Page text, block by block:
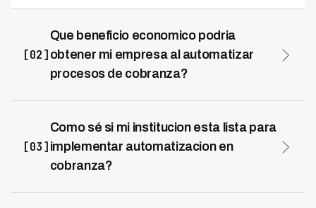
[02]
Que beneficio economico podria
obtener mi empresa al automatizar
procesos de cobranza?
con reducciones de hasta el 70% en gastos
administrativos segun la tecnologia implementada. Este
ahorro proviene de la eliminacion de gestiones manuales
repetitivas, optimizacion de recursos humanos y
[03]
Como sé si mi institucion esta lista para
implementar automatizacion en
cobranza?